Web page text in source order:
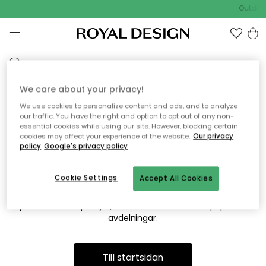
Vi hittar tyvärr inte sidan du
söker
Detta kan bero på att sidan inte längre finns eller att den har
flyttats. Vi ber om ursäkt för besväret. I menyn ovan kan du
avdelningar.
Till startsidan
We care about your privacy!
We use cookies to personalize content and ads, and to analyze
our traffic. You have the right and option to opt out of any non-
essential cookies while using our site. However, blocking certain
cookies may affect your experience of the website. Our privacy
policy Google's privacy policy
Accept All Cookies
Cookie Settings